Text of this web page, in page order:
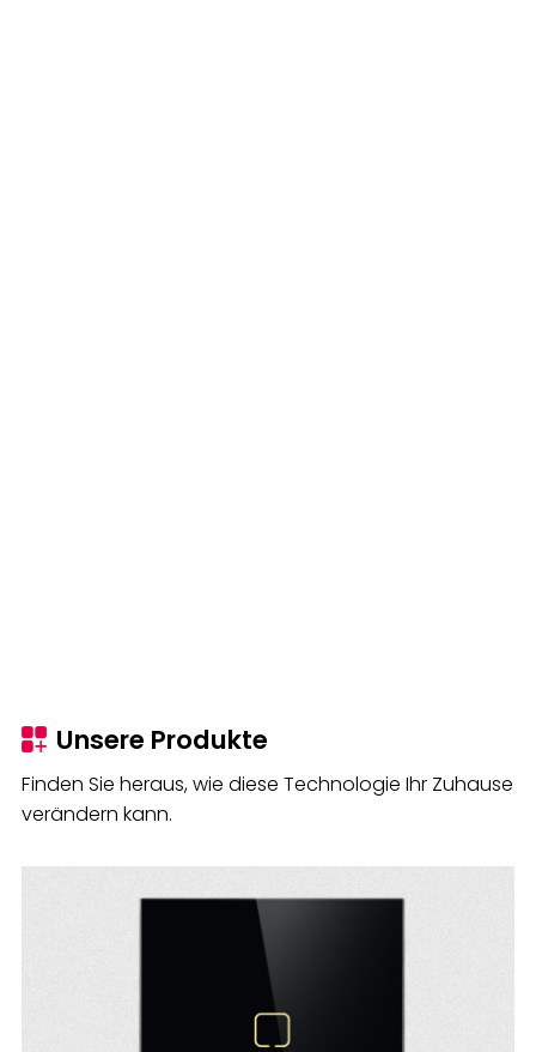
Unsere Produkte
Finden Sie heraus, wie diese Technologie Ihr Zuhause
verändern kann.